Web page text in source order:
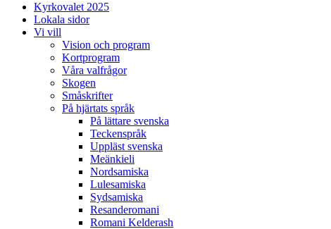
Kyrkovalet 2025
Lokala sidor
Vi vill
Vision och program
Kortprogram
Våra valfrågor
Skogen
Småskrifter
På hjärtats språk
På lättare svenska
Teckenspråk
Uppläst svenska
Meänkieli
Nordsamiska
Lulesamiska
Sydsamiska
Resanderomani
Romani Kelderash